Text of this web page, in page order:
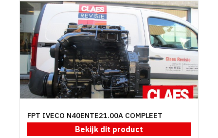
FPT IVECO N40ENTE21.00A COMPLEET
Bekijk dit product